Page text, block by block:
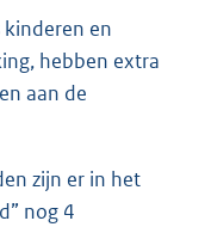
kinderen en
hebben extra
aan de
zijn er in het
nog 4